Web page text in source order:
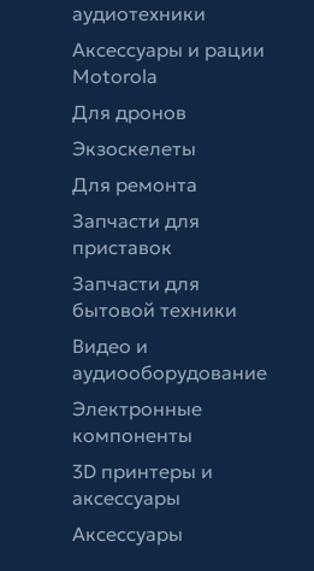
аудиотехники
Аксессуары и рации
Motorola
Для дронов
Экзоскелеты
Для ремонта
Запчасти для
приставок
Запчасти для
бытовой техники
Видео и
аудиооборудование
Электронные
компоненты
3D принтеры и
аксессуары
Аксессуары